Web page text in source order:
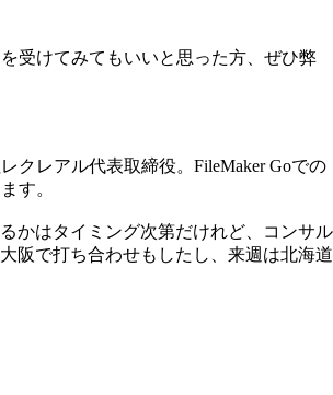
受けてみてもいいと思った方、ぜひ弊
クレアル代表取締役。FileMaker Goでの
す。
かはタイミング次第だけれど、コンサル
阪で打ち合わせもしたし、来週は北海道